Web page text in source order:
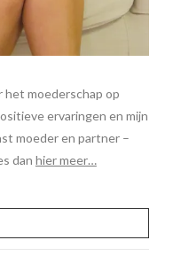
het moederschap op
ervaringen en mijn
moeder en partner –
dan hier meer…